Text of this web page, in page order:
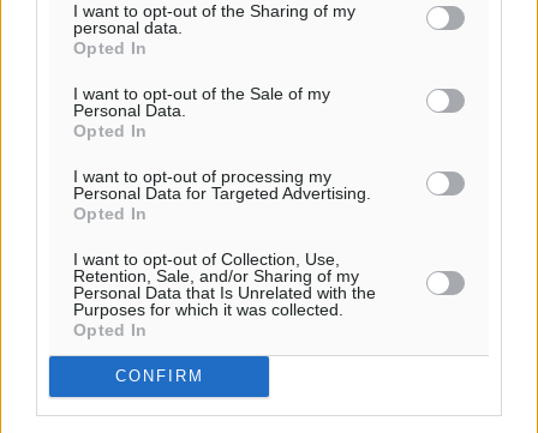
I want to opt-out of the Sharing of my
personal data.
Opted In
I want to opt-out of the Sale of my
Personal Data.
Opted In
I want to opt-out of processing my
Personal Data for Targeted Advertising.
Opted In
I want to opt-out of Collection, Use,
Retention, Sale, and/or Sharing of my
Personal Data that Is Unrelated with the
Purposes for which it was collected.
Opted In
CONFIRM
«Να καταβληθούν άμεσα τα
δεδουλευμένα στους εκπαιδευτικούς
των δημόσιων ΙΕΚ»
Ερώτηση στη Βουλή κατέθεσαν ο Μάνος Κόνσολας και
άλλοι 10 βουλευτές της Ν.Δ. για την καθυστέρηση στην
καταβολή των δεδουλευμένων στους εκπαιδευτικούς